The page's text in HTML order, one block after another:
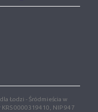
Łodzi - Śródmieścia w
0000319410, NIP 947